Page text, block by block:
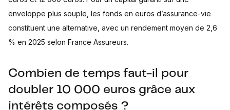
enveloppe plus souple, les fonds en euros d’assurance-vie
constituent une alternative, avec un rendement moyen de 2,6
% en 2025 selon France Assureurs.
Combien de temps faut-il pour
doubler 10 000 euros grâce aux
intérêts composés ?